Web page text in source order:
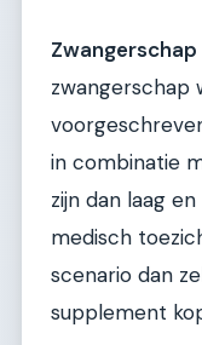
zwangerschap
in combinatie
zijn dan laag
medisch
scenario dan
supplement